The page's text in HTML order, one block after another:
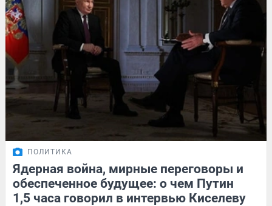
ПОЛИТИКА
Ядерная война, мирные переговоры и
обеспеченное будущее: о чем Путин
1,5 часа говорил в интервью Киселеву